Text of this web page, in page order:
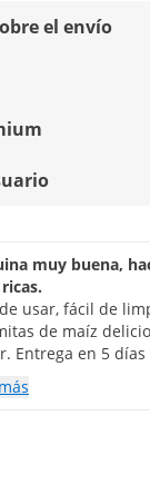
el envío
muy buena,
usar, fácil de
de maíz
Entrega en 5 días
Muy satisfecho.